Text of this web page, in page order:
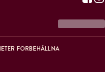
FÖRBEHÅLLNA